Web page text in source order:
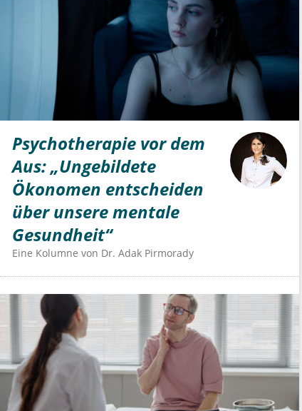
Psychotherapie vor dem
Aus: „Ungebildete
Ökonomen entscheiden
über unsere mentale
Gesundheit“
Eine Kolumne von Dr. Adak Pirmorady